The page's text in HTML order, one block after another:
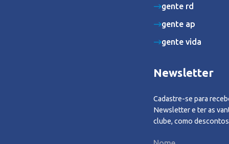
gente rd
gente ap
gente vida
Newsletter
Cadastre-se para
Newsletter e ter as
clube, como